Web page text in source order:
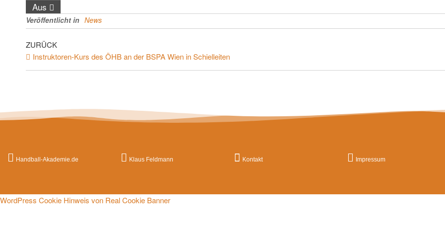
Aus
Veröffentlicht in News
ZURÜCK
Instruktoren-Kurs des ÖHB an der BSPA Wien in Schielleiten
Handball-Akademie.de Klaus Feldmann Kontakt Impressum
WordPress Cookie Hinweis von Real Cookie Banner